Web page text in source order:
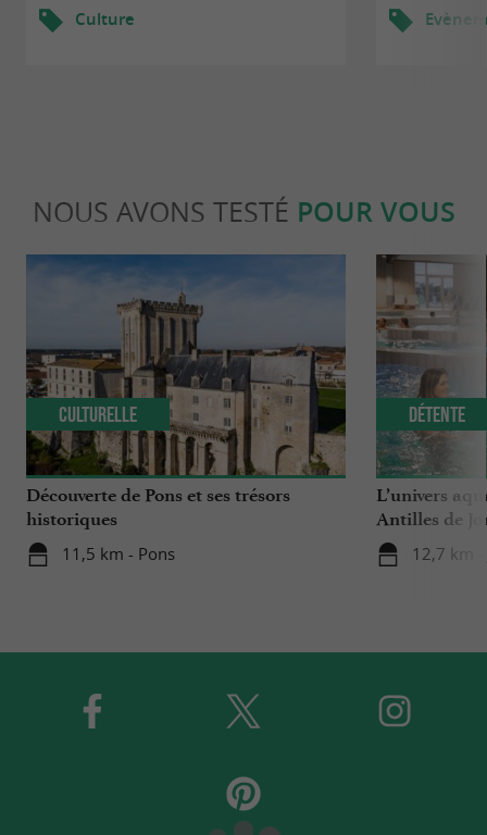
Culture
NOUS AVONS TESTÉ POUR VOUS
Découverte de Pons et ses trésors
historiques
11,5 km - Pons
Culturelle
L’univers
Antilles de
12,7 km -
Détente